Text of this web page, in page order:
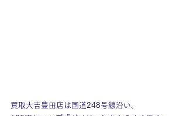
買取大吉豊田店は国道248号線沿い、